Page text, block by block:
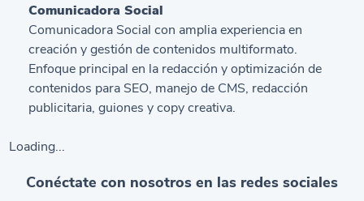
Comunicadora Social
Comunicadora Social con amplia experiencia en
creación y gestión de contenidos multiformato.
Enfoque principal en la redacción y optimización de
contenidos para SEO, manejo de CMS, redacción
publicitaria, guiones y copy creativa.
Loading...
Conéctate con nosotros en las redes sociales